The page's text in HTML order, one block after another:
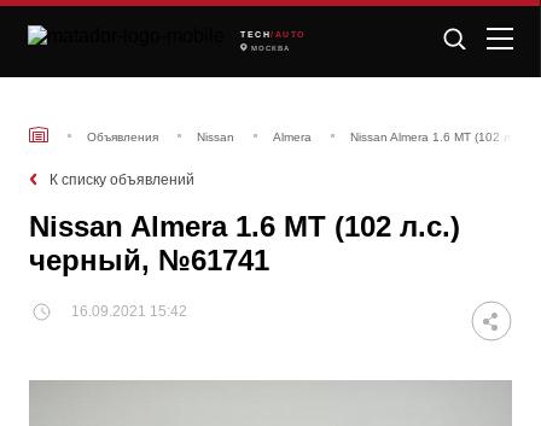
TECH /AUTO
МОСКВА
Объявления Nissan Almera Nissan Almera 1.6 MT (102 л.с.)
К списку объявлений
Nissan Almera 1.6 MT (102 л.с.)
черный, №61741
16.09.2021 15:42